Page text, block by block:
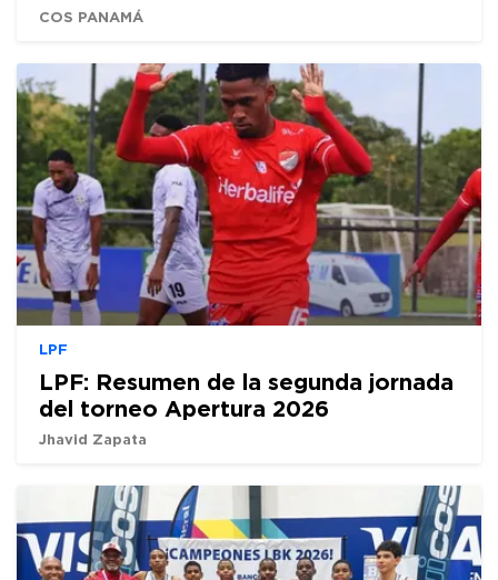
COS PANAMÁ
LPF
LPF: Resumen de la segunda jornada
del torneo Apertura 2026
Jhavid Zapata